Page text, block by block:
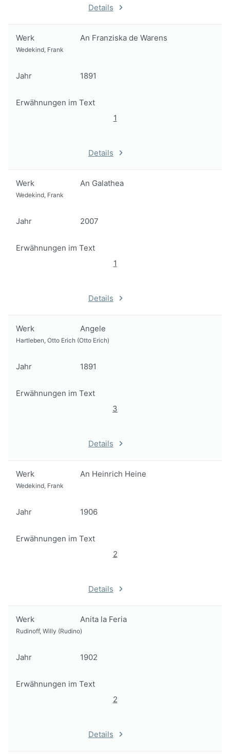
Details
Werk An Franziska de Warens
Wedekind, Frank
Jahr 1891
Erwähnungen im Text
1
Details
Werk An Galathea
Wedekind, Frank
Jahr 2007
Erwähnungen im Text
1
Details
Werk Angele
Hartleben, Otto Erich (Otto Erich)
Jahr 1891
Erwähnungen im Text
3
Details
Werk An Heinrich Heine
Wedekind, Frank
Jahr 1906
Erwähnungen im Text
2
Details
Werk Anita la Feria
Rudinoff, Willy (Rudino)
Jahr 1902
Erwähnungen im Text
2
Details